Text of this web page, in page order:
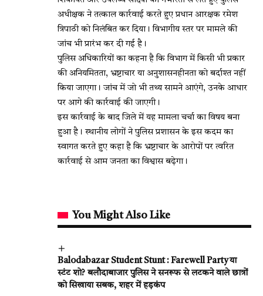
अधीक्षक ने तत्काल कार्रवाई करते हुए प्रधान आरक्षक रमेश
त्रिपाठी को निलंबित कर दिया। विभागीय स्तर पर मामले की
जांच भी प्रारंभ कर दी गई है।
पुलिस अधिकारियों का कहना है कि विभाग में किसी भी प्रकार
की अनियमितता, भ्रष्टाचार या अनुशासनहीनता को बर्दाश्त नहीं
किया जाएगा। जांच में जो भी तथ्य सामने आएंगे, उनके आधार
पर आगे की कार्रवाई की जाएगी।
इस कार्रवाई के बाद जिले में यह मामला चर्चा का विषय बना
हुआ है। स्थानीय लोगों ने पुलिस प्रशासन के इस कदम का
स्वागत करते हुए कहा है कि भ्रष्टाचार के आरोपों पर त्वरित
कार्रवाई से आम जनता का विश्वास बढ़ेगा।
You Might Also Like
Balodabazar Student Stunt : Farewell Party या
स्टंट शो? बलौदाबाजार पुलिस ने सनरूफ से लटकने वाले छात्रों
को सिखाया सबक, शहर में हड़कंप